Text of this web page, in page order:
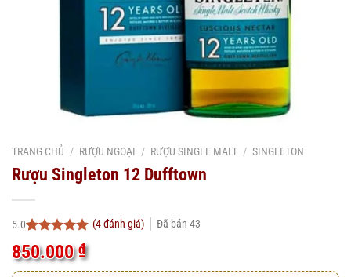
TRANG CHỦ / RƯỢU NGOẠI / RƯỢU SINGLE MALT / SINGLETON
Rượu Singleton 12 Dufftown
5.0
5.0 trên 5
dựa trên
4
đánh giá
(4đánh giá) Đã bán 43
850.000₫